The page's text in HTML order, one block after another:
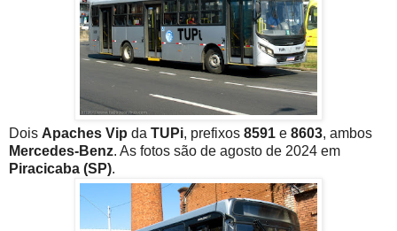
Dois Apaches Vip da TUPi, prefixos 8591 e 8603, ambos
Mercedes-Benz. As fotos são de agosto de 2024 em
Piracicaba (SP).